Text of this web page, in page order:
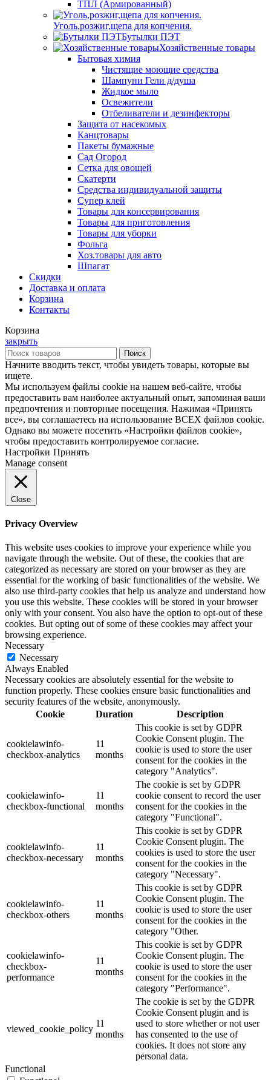
ТПЛ (Армированный)
Уголь,розжиг,щепа для копчения.
Бутылки ПЭТ
Хозяйственные товары
Бытовая химия
Чистящие моющие средства
Шампуни Гели д/душа
Жидкое мыло
Освежители
Отбеливатели и дезинфекторы
Защита от насекомых
Канцтовары
Пакеты бумажные
Сад Огород
Сетка для овощей
Скатерти
Средства индивидуальной защиты
Супер клей
Товары для консервирования
Товары для приготовления
Товары для уборки
Фольга
Хоз.товары для авто
Шпагат
Скидки
Доставка и оплата
Корзина
Контакты
Корзина
закрыть
Поиск
Начните вводить текст, чтобы увидеть товары, которые вы
ищете.
Мы используем файлы cookie на нашем веб-сайте, чтобы
предоставить вам наиболее актуальный опыт, запоминая ваши
предпочтения и повторные посещения. Нажимая «Принять
все», вы соглашаетесь на использование ВСЕХ файлов cookie.
Однако вы можете посетить «Настройки файлов cookie»,
чтобы предоставить контролируемое согласие.
Настройки Принять
Manage consent
Close
Privacy Overview
This website uses cookies to improve your experience while you
navigate through the website. Out of these, the cookies that are
categorized as necessary are stored on your browser as they are
essential for the working of basic functionalities of the website. We
also use third-party cookies that help us analyze and understand how
you use this website. These cookies will be stored in your browser
only with your consent. You also have the option to opt-out of these
cookies. But opting out of some of these cookies may affect your
browsing experience.
Necessary
Necessary
Always Enabled
Necessary cookies are absolutely essential for the website to
function properly. These cookies ensure basic functionalities and
security features of the website, anonymously.
Cookie
Duration Description
cookielawinfo-
checkbox-analytics
11
months
This cookie is set by GDPR
Cookie Consent plugin. The
cookie is used to store the user
consent for the cookies in the
category "Analytics".
cookielawinfo-
checkbox-functional
11
months
The cookie is set by GDPR
cookie consent to record the user
consent for the cookies in the
category "Functional".
cookielawinfo-
checkbox-necessary
11
months
This cookie is set by GDPR
Cookie Consent plugin. The
cookies is used to store the user
consent for the cookies in the
category "Necessary".
cookielawinfo-
checkbox-others
11
months
This cookie is set by GDPR
Cookie Consent plugin. The
cookie is used to store the user
consent for the cookies in the
category "Other.
cookielawinfo-
checkbox-
performance
11
months
This cookie is set by GDPR
Cookie Consent plugin. The
cookie is used to store the user
consent for the cookies in the
category "Performance".
viewed_cookie_policy
11
months
The cookie is set by the GDPR
Cookie Consent plugin and is
used to store whether or not user
has consented to the use of
cookies. It does not store any
personal data.
Functional